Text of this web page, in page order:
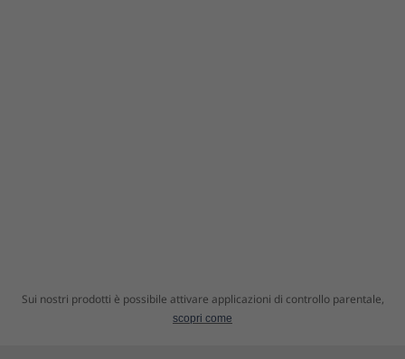
Sui nostri prodotti è possibile attivare applicazioni di controllo parentale,
scopri come